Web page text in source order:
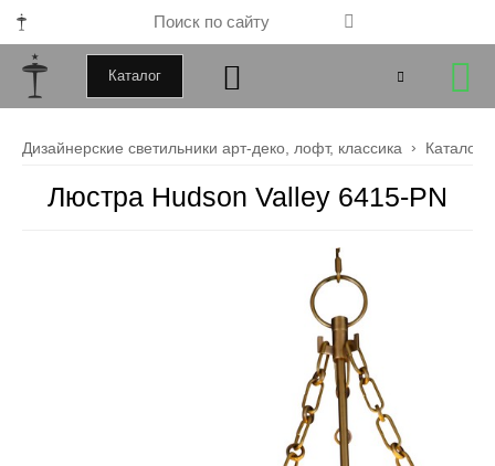
Каталог
Дизайнерские светильники арт-деко, лофт, классика Каталог
Люстра Hudson Valley 6415-PN